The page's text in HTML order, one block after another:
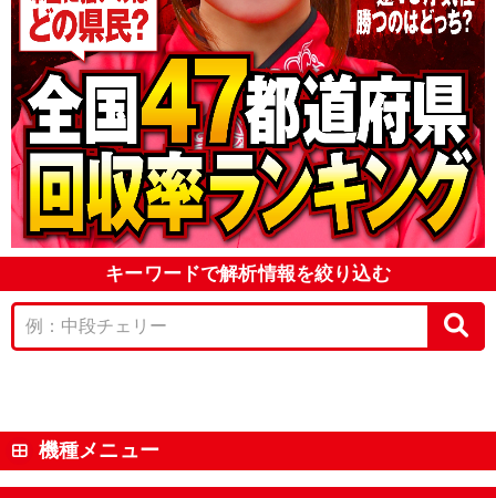
キーワードで解析情報を絞り込む
機種メニュー